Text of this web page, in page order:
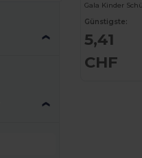
Gala Kinder
Günstigste:
5,41
CHF